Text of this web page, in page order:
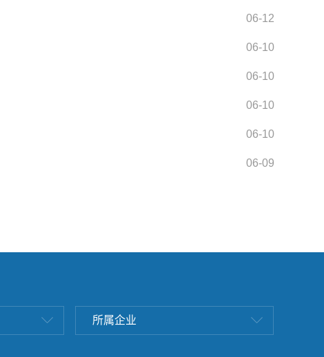
06-12
06-10
06-10
06-10
06-10
06-09
所属企业